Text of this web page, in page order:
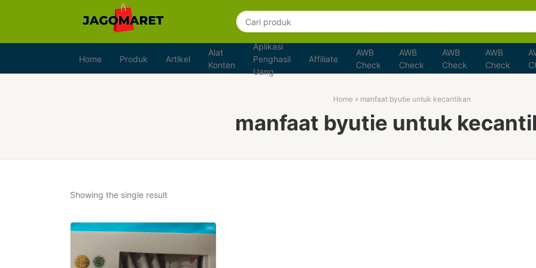
Home Produk Artikel
Alat
Konten
Aplikasi
Penghasil
Uang
Affiliate
AWB
Check
AWB
Check
AWB
Check
AWB
Check
Home » manfaat byutie untuk kecantikan
manfaat byutie untuk
Showing the single result